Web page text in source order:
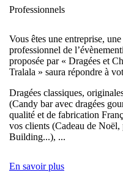
Professionnels
Vous êtes une entreprise,
professionnel de
proposée par « Dragées et
Tralala » saura répondre à
Dragées classiques,
(Candy bar avec dragées
qualité et de fabrication
vos clients (Cadeau de
Building...), ...
En savoir plus